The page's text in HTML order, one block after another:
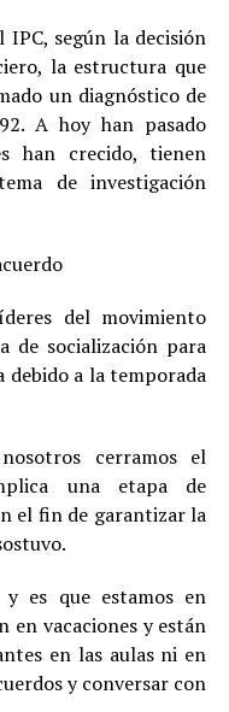
según la decisión
la estructura que
un diagnóstico de
A hoy han pasado
han crecido, tienen
de investigación
del movimiento
de socialización para
debido a la temporada
cerramos el
una etapa de
el fin de garantizar la
es que estamos en
en vacaciones y están
en las aulas ni en
y conversar con